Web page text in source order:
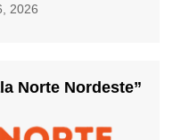
2026
Norte Nordeste”